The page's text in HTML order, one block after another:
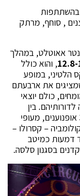
בהשתתפות
, סוחף, מרתק
אאוטלט, במהלך
, והוא כולל
הלטיני, במופע
את ארבעתם
כולם יוצאי
בין
הנאמברים: כדור ברזל ענק בתוכו דוהרים 3 אופנוענים, מעופי
– קסרולו –
דמעות כמיטב
בסגנון סלסה.